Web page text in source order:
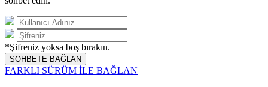
*Şifreniz yoksa boş bırakın.
SOHBETE BAĞLAN
FARKLI SÜRÜM İLE BAĞLAN